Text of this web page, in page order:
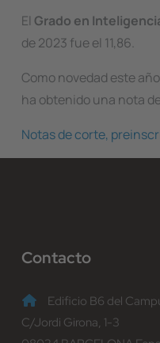
El Grado en
de 2023 fue el 11,86.
Como novedad este
ha obtenido una nota
Notas de corte,
Contacto
Edificio B6 del
C/Jordi Girona, 1-3